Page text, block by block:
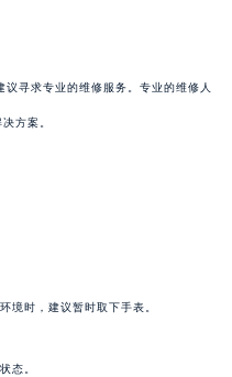
寻求专业的维修服务。专业的维修人
方案。
境时，建议暂时取下手表。
态。